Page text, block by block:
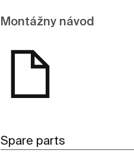
Montážny návod
Spare parts